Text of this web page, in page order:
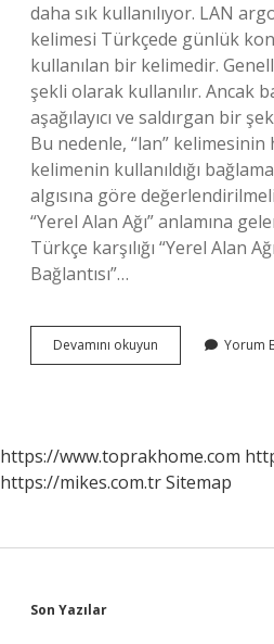
daha sık kullanılıyor. LAN
kelimesi Türkçede günlük
kullanılan bir kelimedir.
şekli olarak kullanılır. Ancak
aşağılayıcı ve saldırgan bir
Bu nedenle, “lan” kelimesinin
kelimenin kullanıldığı
algısına göre
“Yerel Alan Ağı” anlamına
Türkçe karşılığı “Yerel Alan
Bağlantısı”…
Devamını okuyun
Mı
Yorum
https://www.toprakhome.com
https://mikes.com.trSitemap
Sidebar
Son Yazılar